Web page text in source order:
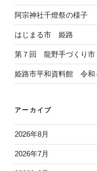
阿宗神社千燈祭の様子
はじまる市 姫路
第７回 龍野手づくり市
姫路市平和資料館 令和
アーカイブ
2026年8月
2026年7月